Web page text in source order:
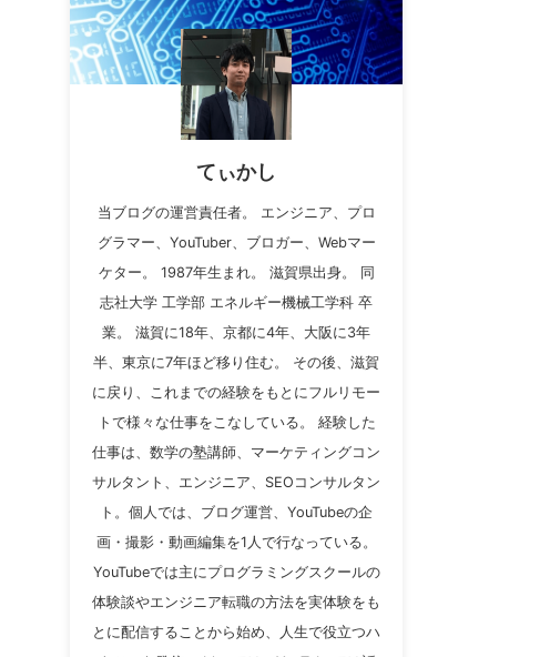
てぃかし
当ブログの運営責任者。 エンジニア、プロ
グラマー、YouTuber、ブロガー、Webマー
ケター。 1987年生まれ。 滋賀県出身。 同
志社大学 工学部 エネルギー機械工学科 卒
業。 滋賀に18年、京都に4年、大阪に3年
半、東京に7年ほど移り住む。 その後、滋賀
に戻り、これまでの経験をもとにフルリモー
トで様々な仕事をこなしている。 経験した
仕事は、数学の塾講師、マーケティングコン
サルタント、エンジニア、SEOコンサルタン
ト。個人では、ブログ運営、YouTubeの企
画・撮影・動画編集を1人で行なっている。
YouTubeでは主にプログラミングスクールの
体験談やエンジニア転職の方法を実体験をも
とに配信することから始め、人生で役立つハ